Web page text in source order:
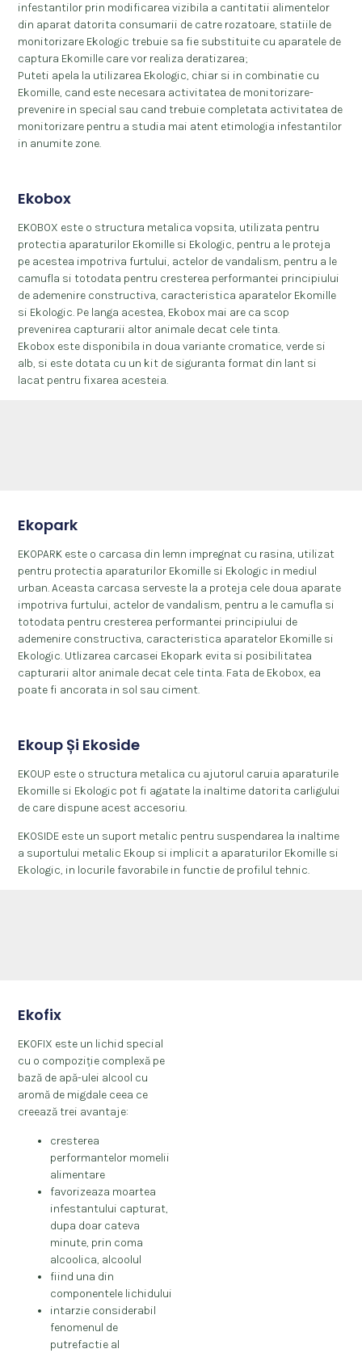
infestantilor prin modificarea vizibila a cantitatii alimentelor
din aparat datorita consumarii de catre rozatoare, statiile de
monitorizare Ekologic trebuie sa fie substituite cu aparatele de
captura Ekomille care vor realiza deratizarea;
Puteti apela la utilizarea Ekologic, chiar si in combinatie cu
Ekomille, cand este necesara activitatea de monitorizare-
prevenire in special sau cand trebuie completata activitatea de
monitorizare pentru a studia mai atent etimologia infestantilor
in anumite zone.
Ekobox
EKOBOX este o structura metalica vopsita, utilizata pentru
protectia aparaturilor Ekomille si Ekologic, pentru a le proteja
pe acestea impotriva furtului, actelor de vandalism, pentru a le
camufla si totodata pentru cresterea performantei principiului
de ademenire constructiva, caracteristica aparatelor Ekomille
si Ekologic. Pe langa acestea, Ekobox mai are ca scop
prevenirea capturarii altor animale decat cele tinta.
Ekobox este disponibila in doua variante cromatice, verde si
alb, si este dotata cu un kit de siguranta format din lant si
lacat pentru fixarea acesteia.
Ekopark
EKOPARK este o carcasa din lemn impregnat cu rasina, utilizat
pentru protectia aparaturilor Ekomille si Ekologic in mediul
urban. Aceasta carcasa serveste la a proteja cele doua aparate
impotriva furtului, actelor de vandalism, pentru a le camufla si
totodata pentru cresterea performantei principiului de
ademenire constructiva, caracteristica aparatelor Ekomille si
Ekologic. Utlizarea carcasei Ekopark evita si posibilitatea
capturarii altor animale decat cele tinta. Fata de Ekobox, ea
poate fi ancorata in sol sau ciment.
Ekoup Și Ekoside
EKOUP este o structura metalica cu ajutorul caruia aparaturile
Ekomille si Ekologic pot fi agatate la inaltime datorita carligului
de care dispune acest accesoriu.
EKOSIDE este un suport metalic pentru suspendarea la inaltime
a suportului metalic Ekoup si implicit a aparaturilor Ekomille si
Ekologic, in locurile favorabile in functie de profilul tehnic.
Ekofix
EKOFIX este un lichid special
cu o compoziție complexă pe
bază de apă-ulei alcool cu
aromă de migdale ceea ce
creează trei avantaje:
cresterea
performantelor momelii
alimentare
favorizeaza moartea
infestantului capturat,
dupa doar cateva
minute, prin coma
alcoolica, alcoolul
fiind una din
componentele lichidului
intarzie considerabil
fenomenul de
putrefactie al